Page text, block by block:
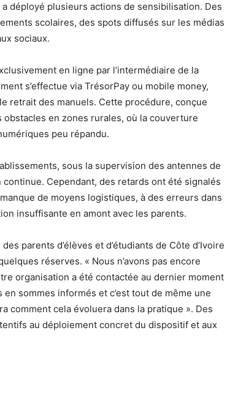
déployé plusieurs actions de sensibilisation. Des
scolaires, des spots diffusés sur les médias
sociaux.
en ligne par l’intermédiaire de la
s’effectue via TrésorPay ou mobile money,
retrait des manuels. Cette procédure, conçue
en zones rurales, où la couverture
peu répandu.
sous la supervision des antennes de
Cependant, des retards ont été signalés
de moyens logistiques, à des erreurs dans
insuffisante en amont avec les parents.
parents d’élèves et d’étudiants de Côte d’Ivoire
réserves. « Nous n’avons pas encore
organisation a été contactée au dernier moment
sommes informés et c’est tout de même une
comment cela évoluera dans la pratique ». Des
au déploiement concret du dispositif et aux